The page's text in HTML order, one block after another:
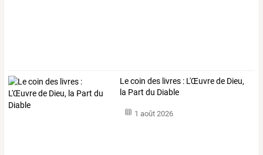
Le coin des livres : L'Œuvre de Dieu,
la Part du Diable
1 août 2026